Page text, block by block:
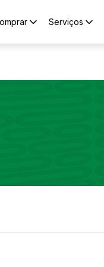
Serviços